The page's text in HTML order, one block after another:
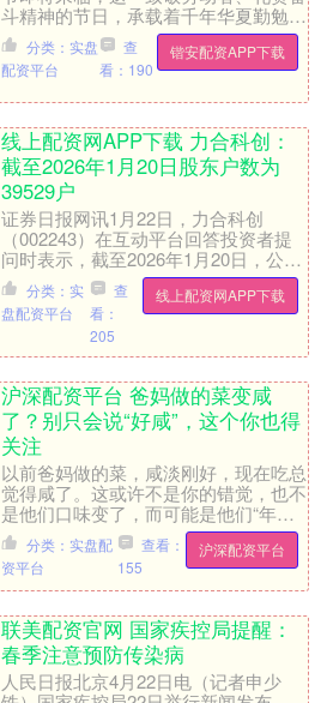
斗精神的节日，承载着千年华夏勤勉务
实的民族底色，也镌刻着新时代逐梦前
行的坚实足迹。劳动创造....锴安配资APP下载
分类：实盘
配资平台
查
看：190
线上配资网APP下载 力合科创：
截至2026年1月20日股东户数为
39529户
证券日报网讯1月22日，力合科创
（002243）在互动平台回答投资者提
问时表示，截至2026年1月20日，公司
股东户数为39529户。....
线上配资网APP下载
分类：实
盘配资平台
查
看：
205
沪深配资平台 爸妈做的菜变咸
了？别只会说“好咸”，这个你也得
关注
以前爸妈做的菜，咸淡刚好，现在吃总
觉得咸了。这或许不是你的错觉，也不
是他们口味变了，而可能是他们“年龄
到了”。 （图片来源：腾讯医典） 随着
年龄的增长，人舌头和....沪深配资平台
分类：实盘配
资平台
查看：
155
联美配资官网 国家疾控局提醒：
春季注意预防传染病
人民日报北京4月22日电（记者申少